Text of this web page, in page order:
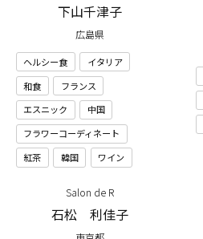
下山千津子
広島県
ヘルシー食
イタリア
和食
フランス
エスニック
中国
フラワーコーディネート
紅茶
韓国 ワイン
Salon de R
石松 利佳子